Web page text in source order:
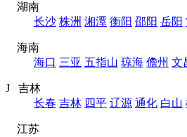
湖南
长沙 株洲 湘潭 衡阳 邵阳 岳阳
海南
海口 三亚 五指山 琼海 儋州 文
J 吉林
长春 吉林 四平 辽源 通化 白山
江苏